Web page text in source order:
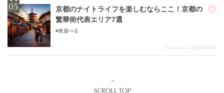
京都のナイトライフを楽しむならここ！京都の
繁華街代表エリア7選
夜遊べる
2021-06-17運営事務局